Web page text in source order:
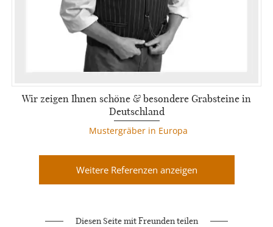
Wir zeigen Ihnen schöne & besondere Grabsteine in
Deutschland
Mustergräber in Europa
Weitere Referenzen anzeigen
Diesen Seite mit Freunden teilen